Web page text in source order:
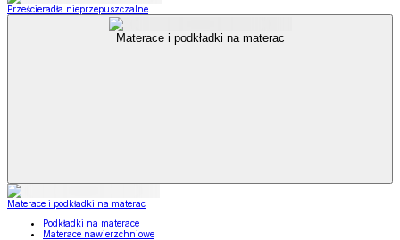
Prześcieradła nieprzepuszczalne
Materace i podkładki na materac
Materace i podkładki na materac
Podkładki na materace
Materace nawierzchniowe